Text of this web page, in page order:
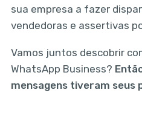
sua empresa a fazer
vendedoras e assertivas
Vamos juntos descobrir
WhatsApp Business?
mensagens tiveram seus